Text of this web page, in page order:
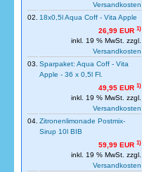
Versandkosten
02. 18x0,5l Aqua Coff - Vita Apple
26,99 EUR 1)
inkl. 19 % MwSt. zzgl.
Versandkosten
03. Sparpaket: Aqua Coff - Vita
Apple - 36 x 0,5l Fl.
49,95 EUR 1)
inkl. 19 % MwSt. zzgl.
Versandkosten
04. Zitronenlimonade Postmix-
Sirup 10l BIB
59,99 EUR 1)
inkl. 19 % MwSt. zzgl.
Versandkosten